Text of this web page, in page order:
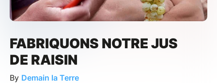
FABRIQUONS NOTRE JUS
DE RAISIN
By Demain la Terre